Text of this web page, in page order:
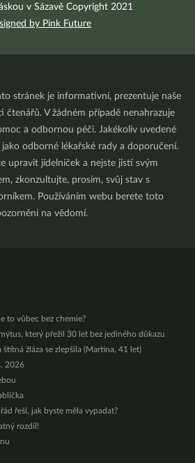
v Sázavě Copyright 2021
by Pink Future
stránek je informativní, prezentuje naše
čtenářů. V žádném případě nenahrazuje
a odbornou péči. Jakékoliv uvedené
odborné lékařské rady a doporučení.
upravit jídelníček a nejste jistí svým
zkonzultujte, prosím, svůj stav s
Používáním webu berete toto
na vědomí.
to vůbec bez chemie?
který přežil 30 let bez jediného důkazu
žláza se zlepšila (Martina, 41 let)
2026
řeší, jak byste měla vypadat?
rozdíl!